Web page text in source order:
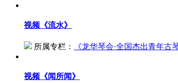
视频 《流水》
所属专栏： 《龙华琴会·全国杰出青年古
视频 《闻所闻》